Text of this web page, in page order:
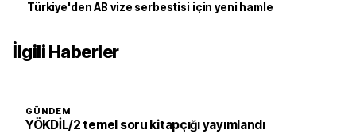
Türkiye'den AB vize serbestisi için yeni hamle
İlgili Haberler
GÜNDEM
YÖKDİL/2 temel soru kitapçığı yayımlandı